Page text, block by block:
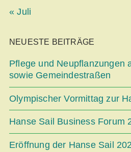
« Juli
NEUESTE BEITRÄGE
Pflege und Neupflanzungen
sowie Gemeindestraßen
Olympischer Vormittag zur
Hanse Sail Business Forum
Eröffnung der Hanse Sail